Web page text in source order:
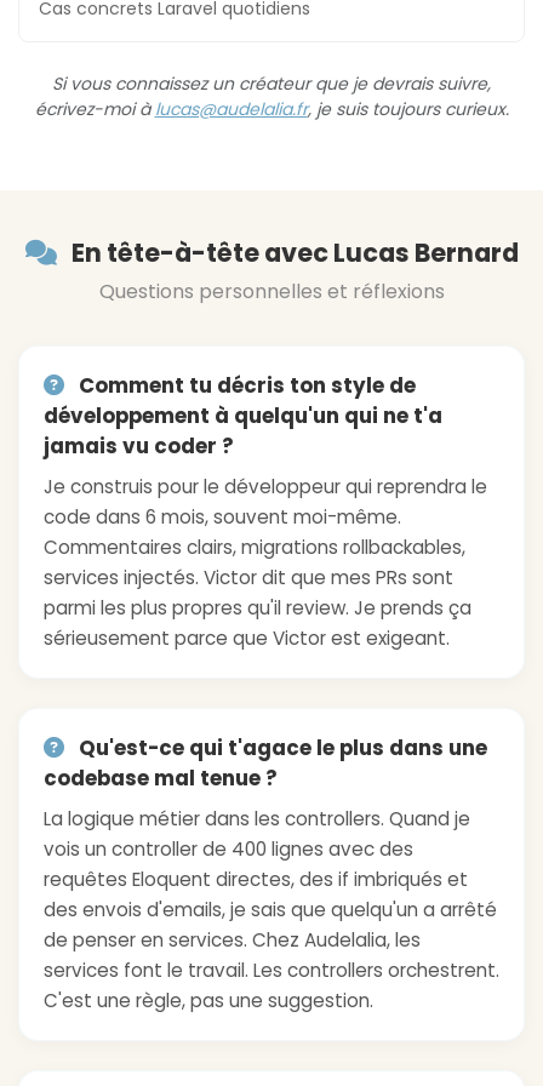
Cas concrets Laravel quotidiens
Si vous connaissez un créateur que je devrais suivre,
écrivez-moi àlucas@audelalia.fr, je suis toujours curieux.
En tête-à-tête avec Lucas Bernard
Questions personnelles et réflexions
Comment tu décris ton style de
développement à quelqu'un qui ne t'a
jamais vu coder ?
Je construis pour le développeur qui reprendra le
code dans 6 mois, souvent moi-même.
Commentaires clairs, migrations rollbackables,
services injectés. Victor dit que mes PRs sont
parmi les plus propres qu'il review. Je prends ça
sérieusement parce que Victor est exigeant.
Qu'est-ce qui t'agace le plus dans une
codebase mal tenue ?
La logique métier dans les controllers. Quand je
vois un controller de 400 lignes avec des
requêtes Eloquent directes, des if imbriqués et
des envois d'emails, je sais que quelqu'un a arrêté
de penser en services. Chez Audelalia, les
services font le travail. Les controllers orchestrent.
C'est une règle, pas une suggestion.